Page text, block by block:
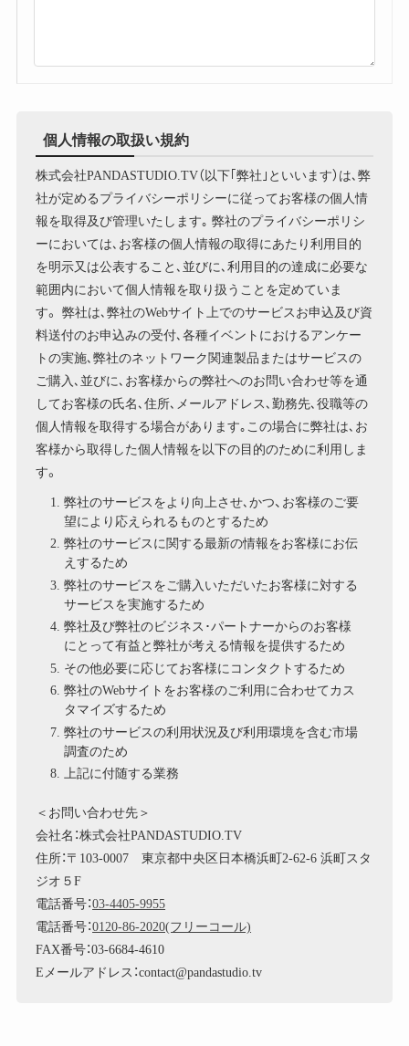
個人情報の取扱い規約
株式会社PANDASTUDIO.TV（以下｢弊社｣といいます）は､弊
社が定めるプライバシーポリシーに従ってお客様の個人情
報を取得及び管理いたします｡ 弊社のプライバシーポリシ
ーにおいては､お客様の個人情報の取得にあたり利用目的
を明示又は公表すること､並びに､利用目的の達成に必要な
範囲内において個人情報を取り扱うことを定めていま
す。 弊社は､弊社のWebサイト上でのサービスお申込及び資
料送付のお申込みの受付､各種イベントにおけるアンケー
トの実施､弊社のネットワーク関連製品またはサービスの
ご購入､並びに､お客様からの弊社へのお問い合わせ等を通
してお客様の氏名､住所､メールアドレス､勤務先､役職等の
個人情報を取得する場合があります｡この場合に弊社は､お
客様から取得した個人情報を以下の目的のために利用しま
す。
弊社のサービスをより向上させ､かつ、お客様のご要
望により応えられるものとするため
弊社のサービスに関する最新の情報をお客様にお伝
えするため
弊社のサービスをご購入いただいたお客様に対する
サービスを実施するため
弊社及び弊社のビジネス･パートナーからのお客様
にとって有益と弊社が考える情報を提供するため
その他必要に応じてお客様にコンタクトするため
弊社のWebサイトをお客様のご利用に合わせてカス
タマイズするため
弊社のサービスの利用状況及び利用環境を含む市場
調査のため
上記に付随する業務
＜お問い合わせ先＞
会社名：株式会社PANDASTUDIO.TV
住所：〒103-0007 東京都中央区日本橋浜町2-62-6 浜町スタ
ジオ５F
電話番号：03-4405-9955
電話番号：0120-86-2020(フリーコール)
FAX番号：03-6684-4610
Eメールアドレス：contact@pandastudio.tv